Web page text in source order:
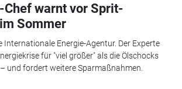
Chef warnt vor Sprit-
Sommer
Internationale Energie-Agentur. Der Experte
für "viel größer" als die Ölschocks
und fordert weitere Sparmaßnahmen.